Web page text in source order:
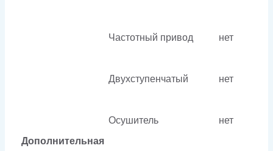
Дополнительная
Частотный привод нет
Двухступенчатый нет
Осушитель нет